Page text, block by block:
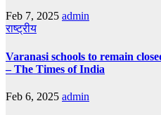
Feb 7, 2025 admin
राष्ट्रीय
Varanasi schools to remain
– The Times of India
Feb 6, 2025 admin